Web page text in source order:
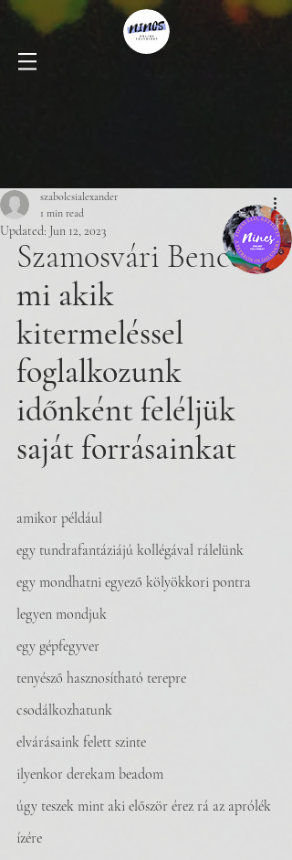
szabolcsialexander
1 min read
Updated: Jun 12, 2023
Szamosvári Bence
mi akik
kitermeléssel
foglalkozunk
időnként feléljük
saját forrásainkat
amikor például
egy tundrafantáziájú kollégával rálelünk
egy mondhatni egyező kölyökkori pontra
legyen mondjuk
egy gépfegyver
tenyésző hasznosítható terepre
csodálkozhatunk
elvárásaink felett szinte
ilyenkor derekam beadom
úgy teszek mint aki először érez rá az aprólék
ízére